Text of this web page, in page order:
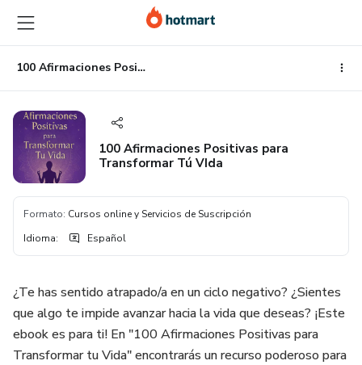
contenido
principal
la
página
de
pie
página
100 Afirmaciones Positivas para Transformar Tú VIda
100 Afirmaciones Positivas para
Transformar Tú VIda
Formato: Cursos online y Servicios de Suscripción
Idioma: Español
¿Te has sentido atrapado/a en un ciclo negativo? ¿Sientes
que algo te impide avanzar hacia la vida que deseas? ¡Este
ebook es para ti! En "100 Afirmaciones Positivas para
Transformar tu Vida" encontrarás un recurso poderoso para